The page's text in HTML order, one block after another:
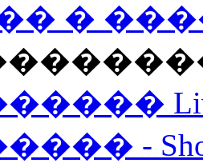
�
-